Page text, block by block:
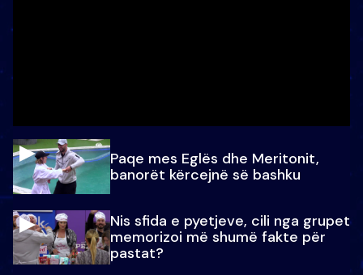
Paqe mes Eglës dhe Meritonit,
banorët kërcejnë së bashku
Nis sfida e pyetjeve, cili nga grupet
memorizoi më shumë fakte për
pastat?